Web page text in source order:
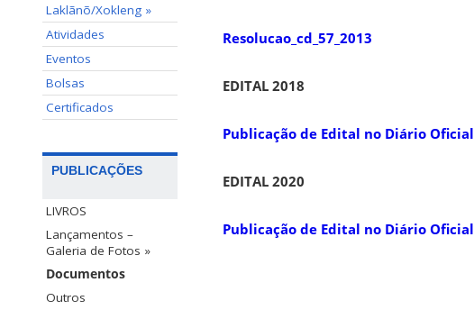
Laklãnõ/Xokleng »
Atividades
Eventos
Bolsas
Certificados
PUBLICAÇÕES
LIVROS
Lançamentos –
Galeria de Fotos »
Documentos
Outros
Resolucao_cd_57_2013
EDITAL 2018
Publicação de Edital no Diário Oficial
EDITAL 2020
Publicação de Edital no Diário Oficial